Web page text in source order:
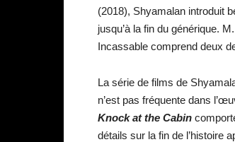
(2018), Shyamalan introduit
jusqu’à la fin du générique.
Incassable comprend deux
La série de films de
n’est pas fréquente dans
Knock at the Cabin
détails sur la fin de l’histoire